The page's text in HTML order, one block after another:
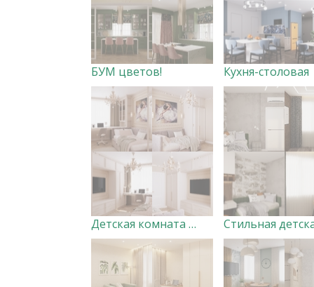
БУМ цветов! Кухня-столовая
Детская комната для девочки Стильная